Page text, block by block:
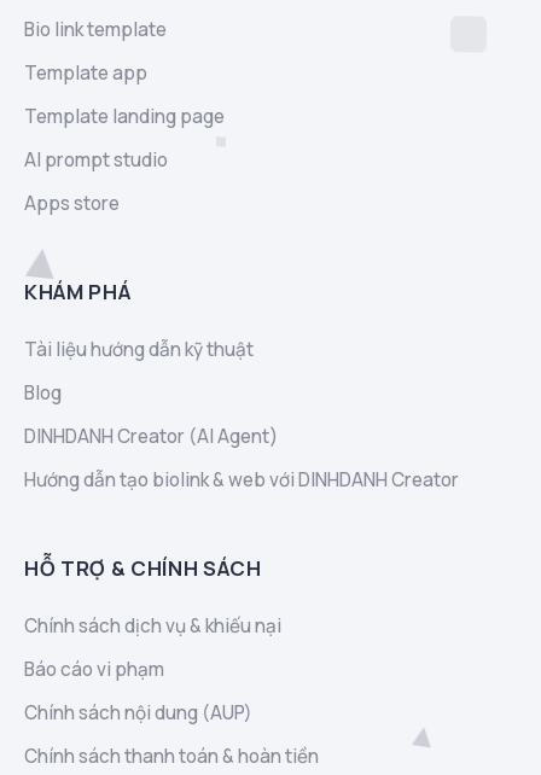
Bio link template
Template app
Template landing page
AI prompt studio
Apps store
KHÁM PHÁ
Tài liệu hướng dẫn kỹ thuật
Blog
DINHDANH Creator (AI Agent)
Hướng dẫn tạo biolink & web với DINHDANH Creator
HỖ TRỢ & CHÍNH SÁCH
Chính sách dịch vụ & khiếu nại
Báo cáo vi phạm
Chính sách nội dung (AUP)
Chính sách thanh toán & hoàn tiền